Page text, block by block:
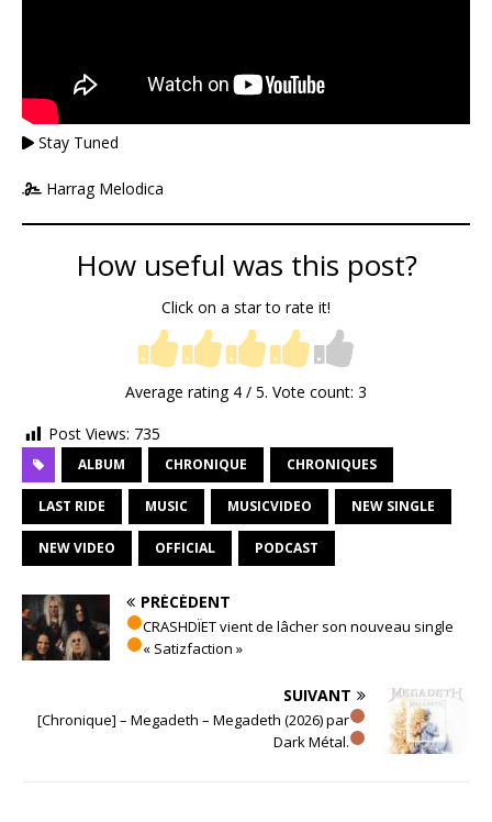
Stay Tuned
Harrag Melodica
How useful was this post?
Click on a star to rate it!
Average rating 4 / 5. Vote count: 3
Post Views: 735
ALBUM CHRONIQUE CHRONIQUES
LAST RIDE MUSIC MUSICVIDEO NEW SINGLE
NEW VIDEO OFFICIAL PODCAST
PRÉCÉDENT
CRASHDÏET vient de lâcher son nouveau single
« Satizfaction »
SUIVANT
[Chronique] – Megadeth – Megadeth (2026) par
Dark Métal.